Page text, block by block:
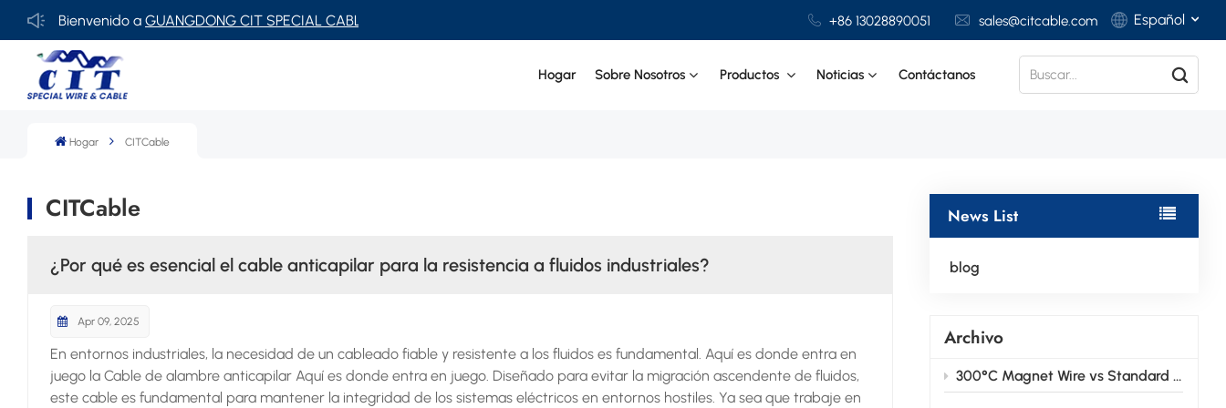
Bienvenido aGUANGDONG CIT SPECIAL CABLE Co., Ltd. +86 13028890051 sales@citcable.com Español
Hogar Sobre Nosotros Productos Noticias Contáctanos
Hogar CITCable
News List
blog
Archivo
300°C Magnet Wire vs Standard Magnet Wire: Key Differences Explained
CITCable
¿Por qué es esencial el cable anticapilar para la resistencia a fluidos industriales?
Apr 09, 2025
En entornos industriales, la necesidad de un cableado fiable y resistente a los fluidos es fundamental. Aquí es donde entra en
juego la Cable de alambre anticapilar Aquí es donde entra en juego. Diseñado para evitar la migración ascendente de fluidos,
este cable es fundamental para mantener la integridad de los sistemas eléctricos en entornos hostiles. Ya sea que trabaje en